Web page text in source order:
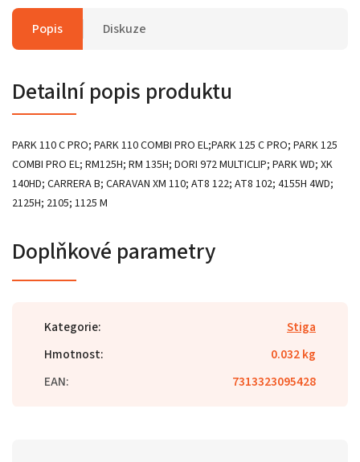
Popis Diskuze
Detailní popis produktu
PARK 110 C PRO; PARK 110 COMBI PRO EL;PARK 125 C PRO; PARK 125
COMBI PRO EL; RM125H; RM 135H; DORI 972 MULTICLIP; PARK WD; XK
140HD; CARRERA B; CARAVAN XM 110; AT8 122; AT8 102; 4155H 4WD;
2125H; 2105; 1125 M
Doplňkové parametry
Kategorie:
Stiga
Hmotnost:
0.032 kg
EAN: 7313323095428